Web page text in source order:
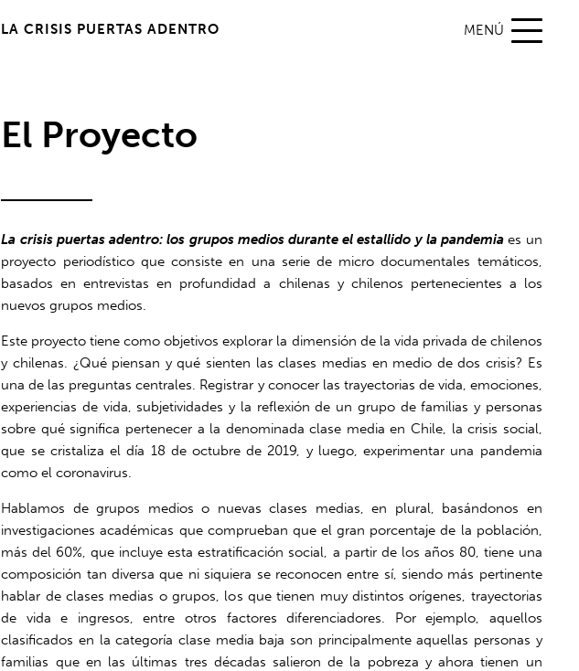
LA CRISIS PUERTAS ADENTRO MENÚ
El Proyecto
La crisis puertas adentro: los grupos medios durante el estallido y la pandemia es un
proyecto periodístico que consiste en una serie de micro documentales temáticos,
basados en entrevistas en profundidad a chilenas y chilenos pertenecientes a los
nuevos grupos medios.
Este proyecto tiene como objetivos explorar la dimensión de la vida privada de chilenos
y chilenas. ¿Qué piensan y qué sienten las clases medias en medio de dos crisis? Es
una de las preguntas centrales. Registrar y conocer las trayectorias de vida, emociones,
experiencias de vida, subjetividades y la reflexión de un grupo de familias y personas
sobre qué significa pertenecer a la denominada clase media en Chile, la crisis social,
que se cristaliza el día 18 de octubre de 2019, y luego, experimentar una pandemia
como el coronavirus.
Hablamos de grupos medios o nuevas clases medias, en plural, basándonos en
investigaciones académicas que comprueban que el gran porcentaje de la población,
más del 60%, que incluye esta estratificación social, a partir de los años 80, tiene una
composición tan diversa que ni siquiera se reconocen entre sí, siendo más pertinente
hablar de clases medias o grupos, los que tienen muy distintos orígenes, trayectorias
de vida e ingresos, entre otros factores diferenciadores. Por ejemplo, aquellos
clasificados en la categoría clase media baja son principalmente aquellas personas y
familias que en las últimas tres décadas salieron de la pobreza y ahora tienen un